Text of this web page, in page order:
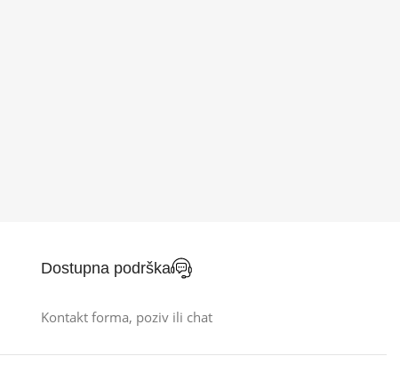
Dostupna podrška
Kontakt forma, poziv ili chat